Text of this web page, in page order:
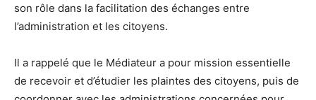
son rôle dans la facilitation des échanges entre
l’administration et les citoyens.
Il a rappelé que le Médiateur a pour mission essentielle
de recevoir et d’étudier les plaintes des citoyens, puis de